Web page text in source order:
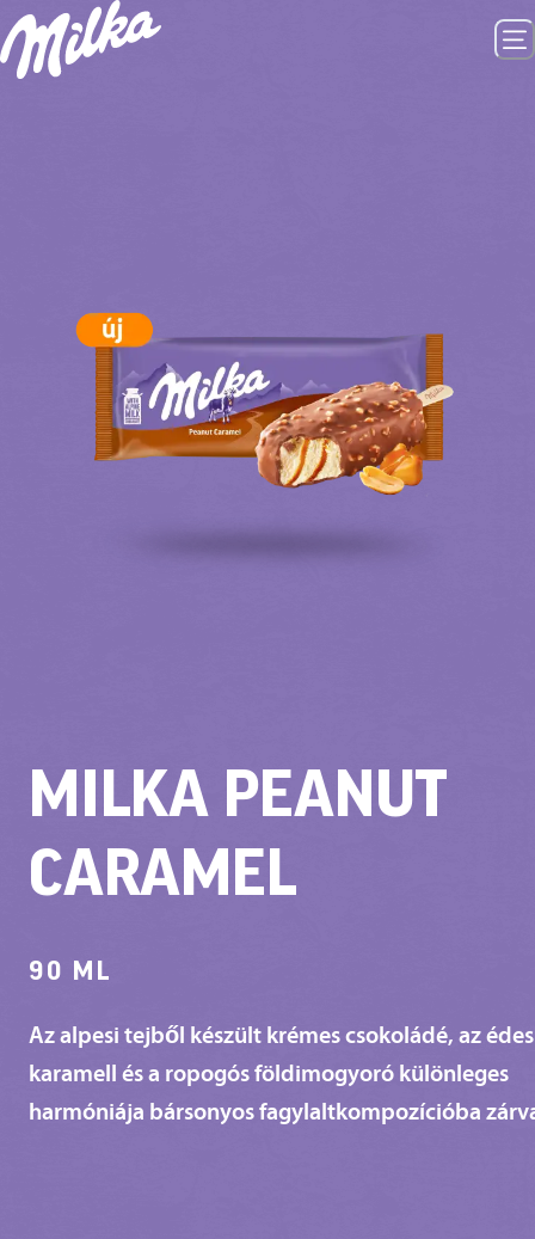
MILKA PEANUT
CARAMEL
90 ML
Az alpesi tejből készült krémes csokoládé, az édes
karamell és a ropogós földimogyoró különleges
harmóniája bársonyos fagylaltkompozícióba